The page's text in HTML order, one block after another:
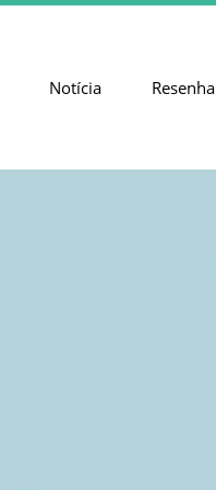
Notícia Resenha